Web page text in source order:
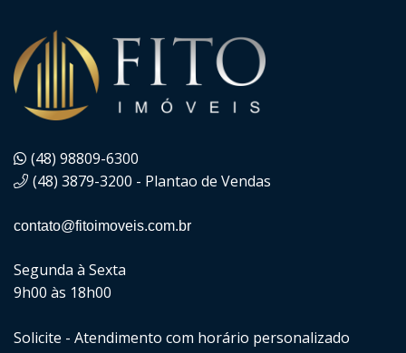
(48) 98809-6300
(48) 3879-3200 - Plantao de Vendas
contato@fitoimoveis.com.br
Segunda à Sexta
9h00 às 18h00
Solicite - Atendimento com horário personalizado